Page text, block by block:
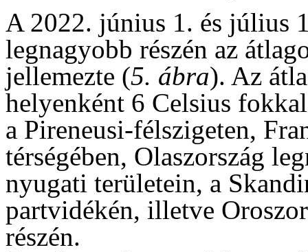
A 2022. június 1. és július
legnagyobb részén az
jellemezte (5. ábra). Az
helyenként 6 Celsius
a Pireneusi-félszigeten,
térségében, Olaszország
nyugati területein, a
partvidékén, illetve
részén.